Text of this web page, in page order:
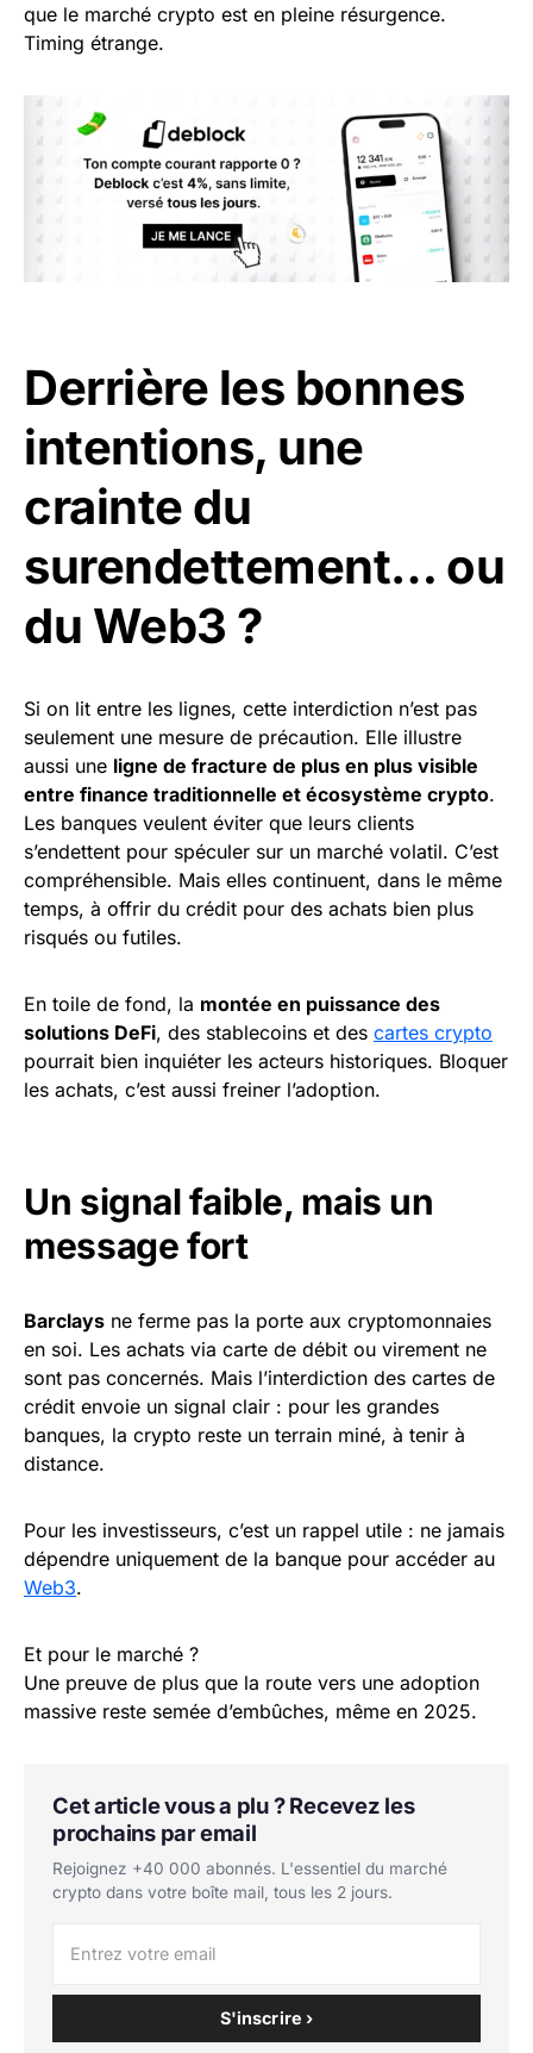
que le marché crypto est en pleine résurgence.
Timing étrange.
Derrière les bonnes
intentions, une
crainte du
surendettement… ou
du Web3 ?
Si on lit entre les lignes, cette interdiction n’est pas
seulement une mesure de précaution. Elle illustre
aussi une ligne de fracture de plus en plus visible
entre finance traditionnelle et écosystème crypto.
Les banques veulent éviter que leurs clients
s’endettent pour spéculer sur un marché volatil. C’est
compréhensible. Mais elles continuent, dans le même
temps, à offrir du crédit pour des achats bien plus
risqués ou futiles.
En toile de fond, la montée en puissance des
solutions DeFi, des stablecoins et des cartes crypto
pourrait bien inquiéter les acteurs historiques. Bloquer
les achats, c’est aussi freiner l’adoption.
Un signal faible, mais un
message fort
Barclays ne ferme pas la porte aux cryptomonnaies
en soi. Les achats via carte de débit ou virement ne
sont pas concernés. Mais l’interdiction des cartes de
crédit envoie un signal clair : pour les grandes
banques, la crypto reste un terrain miné, à tenir à
distance.
Pour les investisseurs, c’est un rappel utile : ne jamais
dépendre uniquement de la banque pour accéder au
Web3.
Et pour le marché ?
Une preuve de plus que la route vers une adoption
massive reste semée d’embûches, même en 2025.
Cet article vous a plu ? Recevez les
prochains par email
Rejoignez +40 000 abonnés. L'essentiel du marché
crypto dans votre boîte mail, tous les 2 jours.
S'inscrire ›